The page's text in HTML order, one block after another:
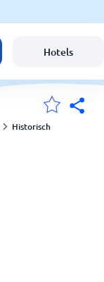
Hotels
Historisch